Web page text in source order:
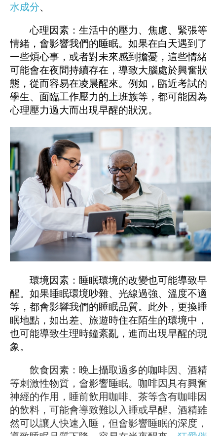
水成分、
心理因素：生活中的壓力、焦慮、緊張等
情緒，會影響我們的睡眠。如果在白天遇到了
一些煩心事，或者對未來感到擔憂，這些情緒
可能會在夜間持續存在，導致大腦處於興奮狀
態，從而容易在凌晨醒來。例如，臨近考試的
學生、面臨工作壓力的上班族等，都可能因為
心理壓力過大而出現早醒的狀況。
環境因素：睡眠環境的改變也可能導致早
醒。如果睡眠環境吵雜、光線過強、溫度不適
等，都會影響我們的睡眠品質。此外，更換睡
眠地點，如出差、旅遊時住在陌生的環境中，
也可能導致生理時鐘紊亂，進而出現早醒的現
象。
飲食因素：晚上攝取過多的咖啡因、酒精
等刺激性物質，會影響睡眠。咖啡因具有興奮
神經的作用，睡前飲用咖啡、茶等含有咖啡因
的飲料，可能會導致難以入睡或早醒。酒精雖
然可以讓人快速入睡，但會影響睡眠的深度，